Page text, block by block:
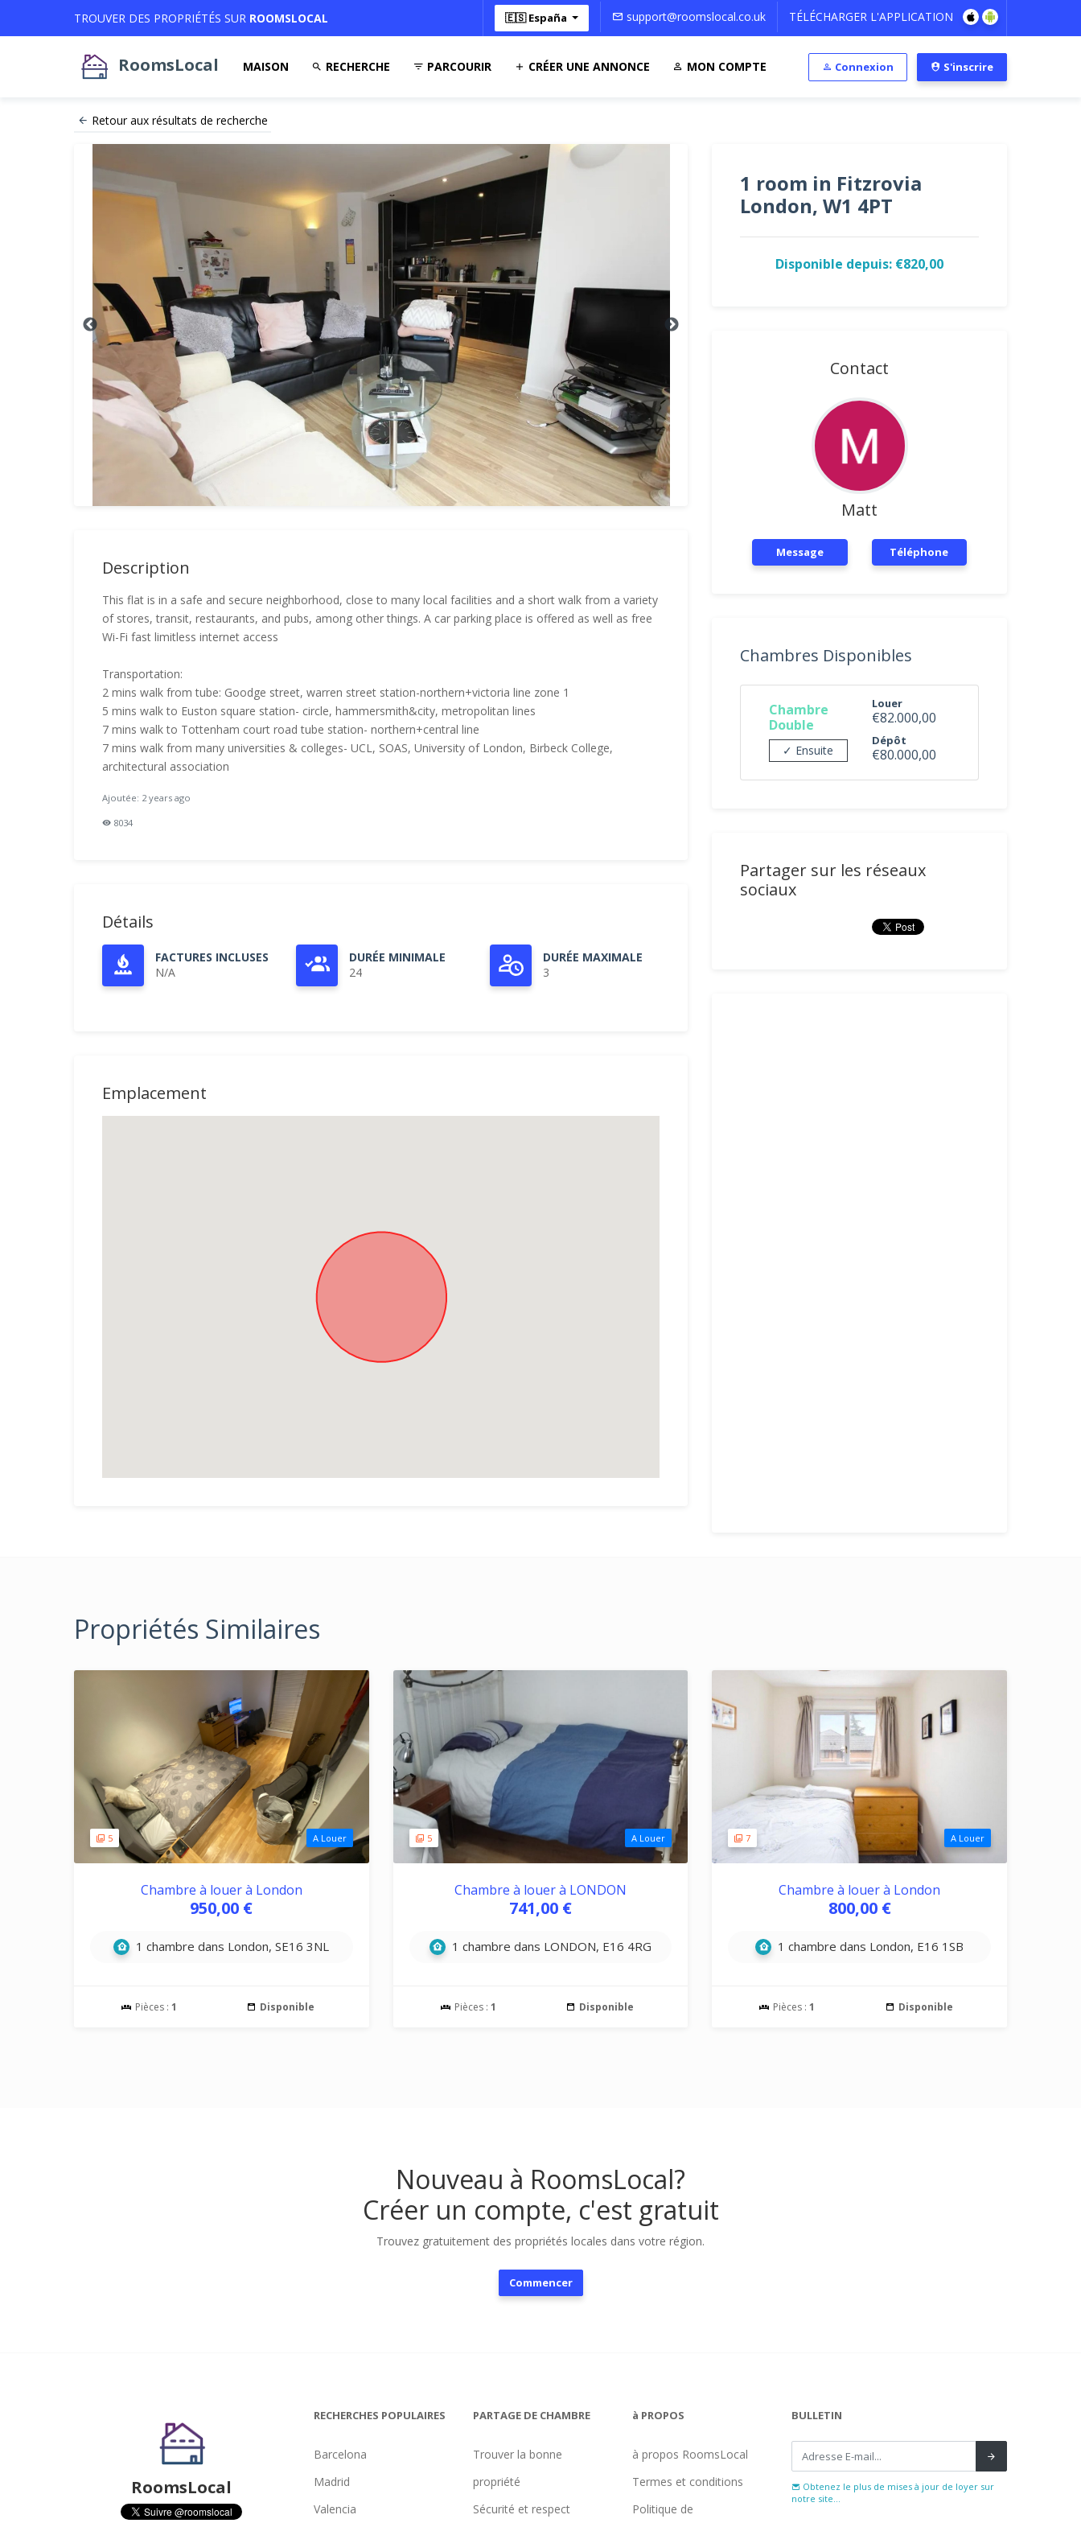
TROUVER DES PROPRIÉTÉS SUR ROOMSLOCAL 🇪🇸 España support@roomslocal.co.uk TÉLÉCHARGER L'APPLICATION
RoomsLocal MAISON RECHERCHE PARCOURIR CRÉER UNE ANNONCE MON COMPTE Connexion S'inscrire
Retour aux résultats de recherche
Description
This flat is in a safe and secure neighborhood, close to many local facilities and a short walk from a variety
of stores, transit, restaurants, and pubs, among other things. A car parking place is offered as well as free
Wi-Fi fast limitless internet access
Transportation:
2 mins walk from tube: Goodge street, warren street station-northern+victoria line zone 1
5 mins walk to Euston square station- circle, hammersmith&city, metropolitan lines
7 mins walk to Tottenham court road tube station- northern+central line
7 mins walk from many universities & colleges- UCL, SOAS, University of London, Birbeck College,
architectural association
Ajoutée: 2 years ago
8034
Détails
FACTURES INCLUSES
N/A
DURÉE MINIMALE
24
DURÉE MAXIMALE
3
Emplacement
1 room in Fitzrovia
London, W1 4PT
Disponible depuis: €820,00
Contact
Matt
Message Téléphone
Chambres Disponibles
Chambre
Double
✓ Ensuite
Louer
€82.000,00
Dépôt
€80.000,00
Partager sur les réseaux
sociaux
Propriétés Similaires
5 A Louer
Chambre à louer à London
950,00 €
1 chambre dans London, SE16 3NL
Pièces :1 Disponible
5 A Louer
Chambre à louer à LONDON
741,00 €
1 chambre dans LONDON, E16 4RG
Pièces : 1 Disponible
7 A Louer
Chambre à louer à London
800,00 €
1 chambre dans London, E16 1SB
Pièces :1 Disponible
Nouveau à RoomsLocal?
Créer un compte, c'est gratuit
Trouvez gratuitement des propriétés locales dans votre région.
Commencer
RoomsLocal
RECHERCHES POPULAIRES
Barcelona
Madrid
Valencia
PARTAGE DE CHAMBRE
Trouver la bonne
propriété
Sécurité et respect
à PROPOS
à propos RoomsLocal
Termes et conditions
Politique de
BULLETIN
Obtenez le plus de mises à jour de loyer sur
notre site...